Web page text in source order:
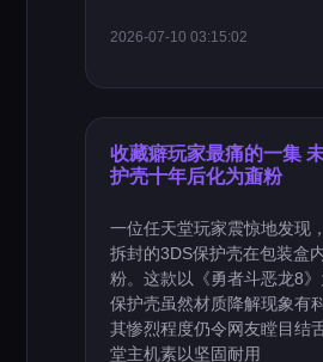
2026-07-10 03:15:02
收藏癖玩家最痛的一集
护壳十年后化为齑粉
一位任天堂玩家震惊地发现
拆封的3DS保护壳在包装盒
粉。这款以《勇者斗恶龙8
保护壳虽然材质降解现象有
其惨烈程度仍令网友瞠目结
堂主机素以坚固耐用